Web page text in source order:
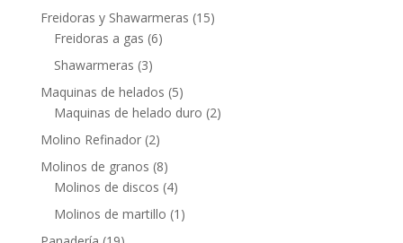
Freidoras y Shawarmeras (15)
Freidoras a gas (6)
Shawarmeras (3)
Maquinas de helados (5)
Maquinas de helado duro (2)
Molino Refinador (2)
Molinos de granos (8)
Molinos de discos (4)
Molinos de martillo (1)